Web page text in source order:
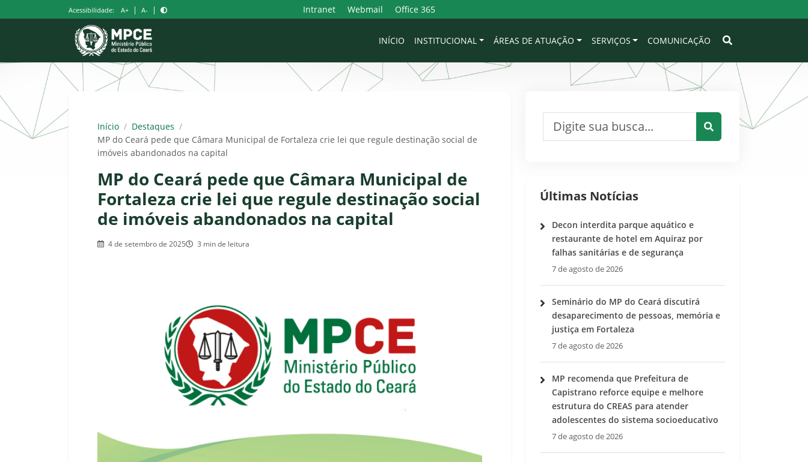
para
Acessibilidade: A+ | A- | Intranet Webmail Office 365
INÍCIO INSTITUCIONAL ÁREAS DE ATUAÇÃO SERVIÇOS COMUNICAÇÃO
Início / Destaques /
MP do Ceará pede que Câmara Municipal de Fortaleza crie lei que regule destinação social de
imóveis abandonados na capital
MP do Ceará pede que Câmara Municipal de
Fortaleza crie lei que regule destinação social
de imóveis abandonados na capital
4 de setembro de 2025 3 min de leitura
Pesquisar
Últimas Notícias
Decon interdita parque aquático e
restaurante de hotel em Aquiraz por
falhas sanitárias e de segurança
7 de agosto de 2026
Seminário do MP do Ceará discutirá
desaparecimento de pessoas, memória e
justiça em Fortaleza
7 de agosto de 2026
MP recomenda que Prefeitura de
Capistrano reforce equipe e melhore
estrutura do CREAS para atender
adolescentes do sistema socioeducativo
7 de agosto de 2026